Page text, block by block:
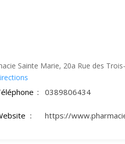
Sainte Marie, 20a Rue des
0389806434
https://